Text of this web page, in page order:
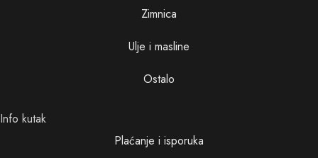
Zimnica
Ulje i masline
Ostalo
Info kutak
Plaćanje i isporuka